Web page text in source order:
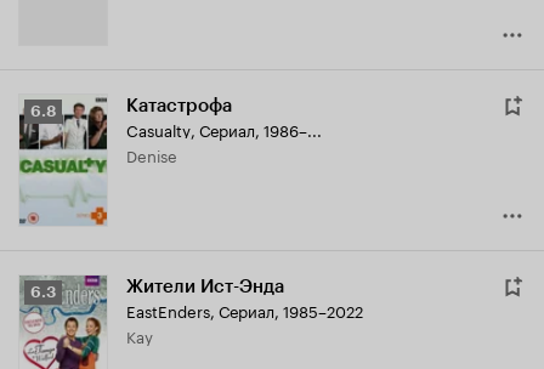
Рейтинг
Кинопоиска
6.8
6.8 Катастрофа
Casualty, Сериал, 1986–...
Denise
Рейтинг
Кинопоиска
6.3
6.3 Жители Ист-Энда
EastEnders, Сериал, 1985–2022
Kay